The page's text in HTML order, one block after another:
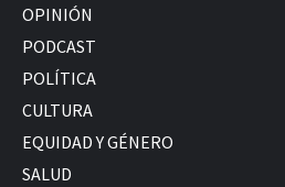
OPINIÓN
PODCAST
POLÍTICA
CULTURA
EQUIDAD Y GÉNERO
SALUD